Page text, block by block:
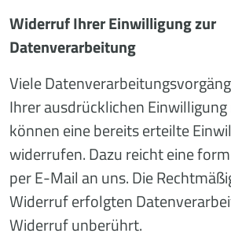
Widerruf Ihrer Einwilligung zur
Datenverarbeitung
Viele
Ihrer ausdrücklichen Einwilligung
können eine bereits erteilte
widerrufen. Dazu reicht eine
per E-Mail an uns. Die
Widerruf erfolgten
Widerruf unberührt.